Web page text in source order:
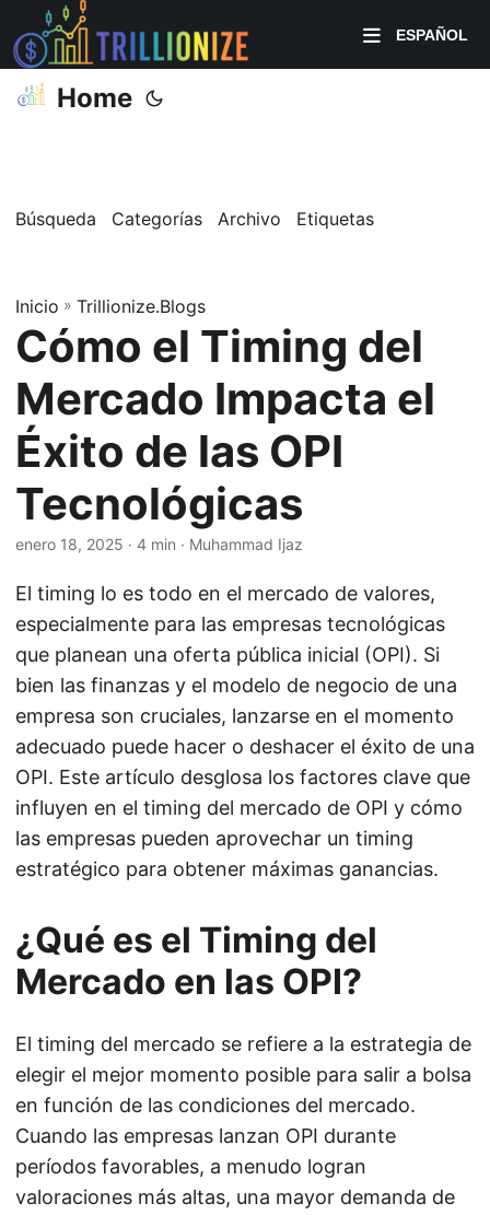
ESPAÑOL
Home
Búsqueda Categorías Archivo Etiquetas
Inicio » Trillionize.Blogs
Cómo el Timing del
Mercado Impacta el
Éxito de las OPI
Tecnológicas
enero 18, 2025 · 4 min · Muhammad Ijaz
El timing lo es todo en el mercado de valores,
especialmente para las empresas tecnológicas
que planean una oferta pública inicial (OPI). Si
bien las finanzas y el modelo de negocio de una
empresa son cruciales, lanzarse en el momento
adecuado puede hacer o deshacer el éxito de una
OPI. Este artículo desglosa los factores clave que
influyen en el timing del mercado de OPI y cómo
las empresas pueden aprovechar un timing
estratégico para obtener máximas ganancias.
¿Qué es el Timing del
Mercado en las OPI?
El timing del mercado se refiere a la estrategia de
elegir el mejor momento posible para salir a bolsa
en función de las condiciones del mercado.
Cuando las empresas lanzan OPI durante
períodos favorables, a menudo logran
valoraciones más altas, una mayor demanda de